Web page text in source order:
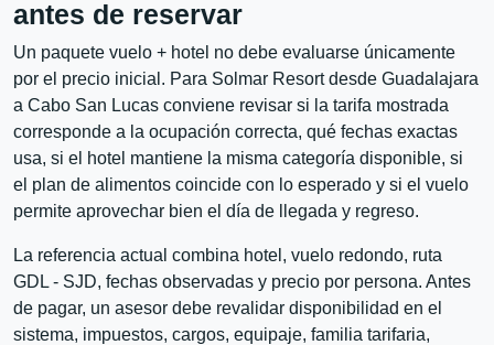
antes de reservar
Un paquete vuelo + hotel no debe evaluarse únicamente
por el precio inicial. Para Solmar Resort desde Guadalajara
a Cabo San Lucas conviene revisar si la tarifa mostrada
corresponde a la ocupación correcta, qué fechas exactas
usa, si el hotel mantiene la misma categoría disponible, si
el plan de alimentos coincide con lo esperado y si el vuelo
permite aprovechar bien el día de llegada y regreso.
La referencia actual combina hotel, vuelo redondo, ruta
GDL - SJD, fechas observadas y precio por persona. Antes
de pagar, un asesor debe revalidar disponibilidad en el
sistema, impuestos, cargos, equipaje, familia tarifaria,